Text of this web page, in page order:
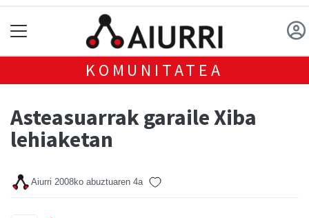
KOMUNITATEA
Asteasuarrak garaile Xiba
lehiaketan
Aiurri 2008ko abuztuaren 4a